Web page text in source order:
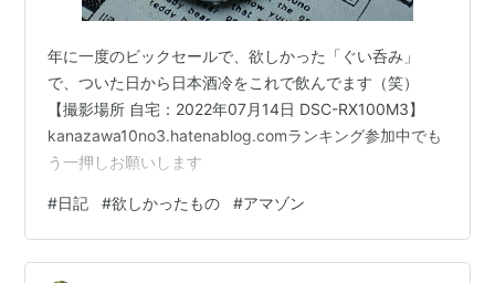
年に一度のビックセールで、欲しかった「ぐい呑み」
で、ついた日から日本酒冷をこれで飲んでます（笑）
【撮影場所 自宅：2022年07月14日 DSC-RX100M3】
kanazawa10no3.hatenablog.comランキング参加中でも
う一押しお願いします
#日記 #欲しかったもの #アマゾン